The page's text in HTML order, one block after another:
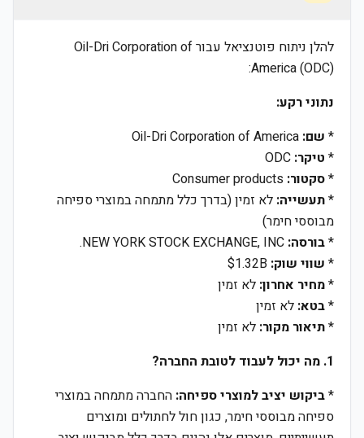
להלן ניתוח פוטנציאל עבור Oil-Dri Corporation of
America (ODC):
נתוני רקע:
* שם:
* טיקר:
*סקטור:
*תעשייה: לא זמין (בדרך כלל מתמחה במוצרי ספיחה
מבוססי חימר)
*בורסה:
* שווי שוק:
*מחיר אחרון: לא זמין
*בטא: לא זמין
*תיאור מקור: לא זמין
1. מה יכול לעבוד לטובת החברה?
*ביקוש יציב למוצרי ספיחה: החברה מתמחה במוצרי
ספיחה מבוססי חימר, כגון חול לחתולים ומוצרים